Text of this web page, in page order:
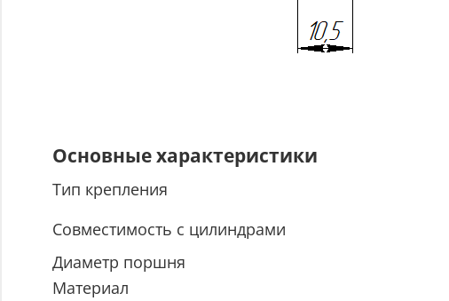
Основные характеристики
Тип крепления
Совместимость с цилиндрами
Диаметр поршня
Материал